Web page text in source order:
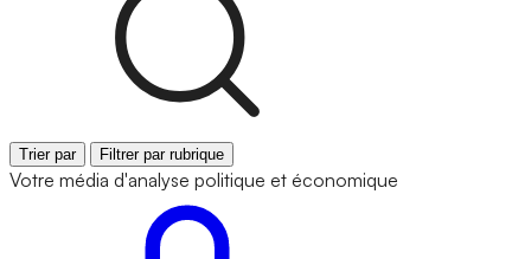
Trier par Filtrer par rubrique
Votre média d'analyse politique et économique